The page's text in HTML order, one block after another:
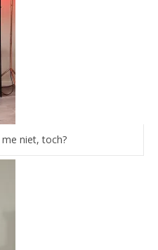
niet, toch?